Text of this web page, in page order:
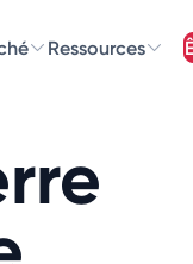
Ressources
intéressent